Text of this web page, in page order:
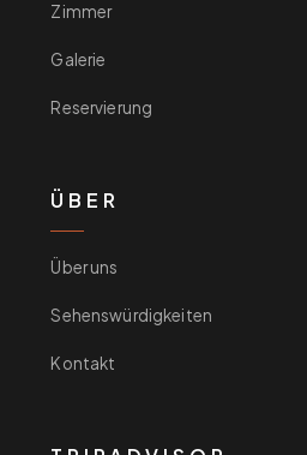
Zimmer
Galerie
Reservierung
ÜBER
Über uns
Sehenswürdigkeiten
Kontakt